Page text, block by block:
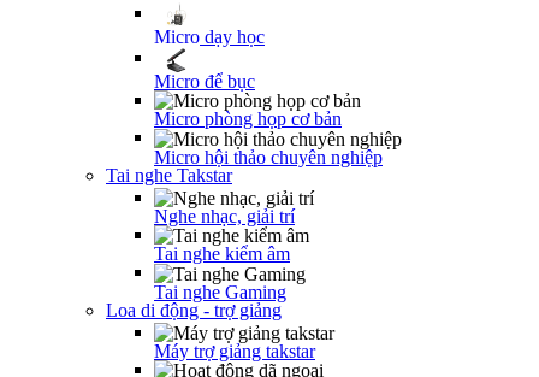
Micro dạy học
Micro để bục
Micro phòng họp cơ bản
Micro hội thảo chuyên nghiệp
Tai nghe Takstar
Nghe nhạc, giải trí
Tai nghe kiểm âm
Tai nghe Gaming
Loa di động - trợ giảng
Máy trợ giảng takstar